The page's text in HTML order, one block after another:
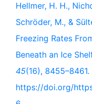
Hellmer, H. H.,
Schröder, M., &
Freezing Rates
Beneath an Ice
45(16), 8455–8461.
https://doi.org/